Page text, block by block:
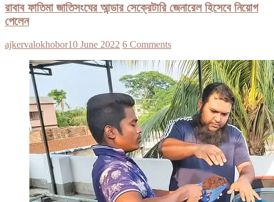
রাবাব ফাতিমা জাতিসংঘের আন্ডার সেক্রেটারি জেনারেল হিসেবে নিয়োগ
পেলেন
ajkervalokhobor10 June 2022 6 Comments